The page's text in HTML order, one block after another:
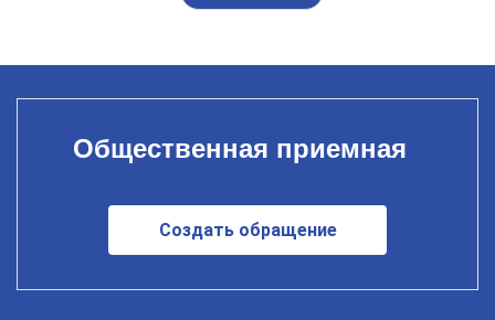
Общественная приемная
Создать обращение